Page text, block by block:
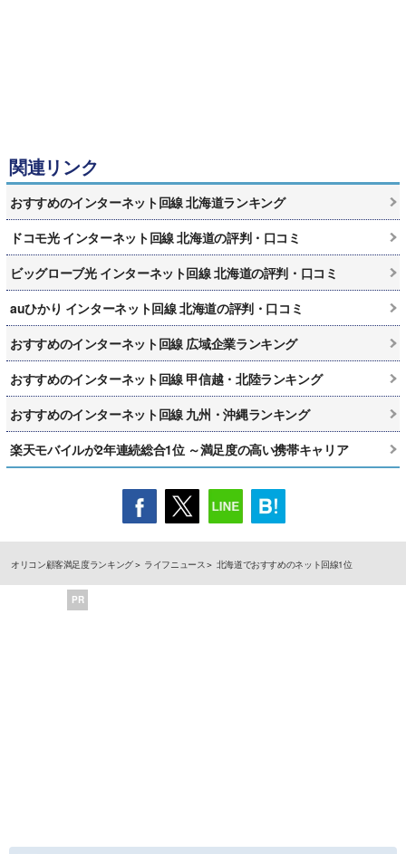
関連リンク
おすすめのインターネット回線 北海道ランキング
ドコモ光 インターネット回線 北海道の評判・口コミ
ビッグローブ光 インターネット回線 北海道の評判・口コミ
auひかり インターネット回線 北海道の評判・口コミ
おすすめのインターネット回線 広域企業ランキング
おすすめのインターネット回線 甲信越・北陸ランキング
おすすめのインターネット回線 九州・沖縄ランキング
楽天モバイルが2年連続総合1位 ～満足度の高い携帯キャリア
オリコン顧客満足度ランキング ライフニュース 北海道でおすすめのネット回線1位
PR